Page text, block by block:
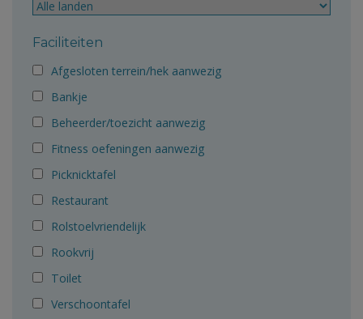
Faciliteiten
Afgesloten terrein/hek aanwezig
Bankje
Beheerder/toezicht aanwezig
Fitness oefeningen aanwezig
Picknicktafel
Restaurant
Rolstoelvriendelijk
Rookvrij
Toilet
Verschoontafel